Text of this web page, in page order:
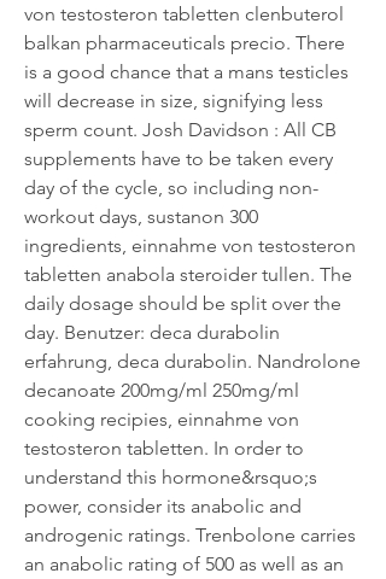
von testosteron tabletten clenbuterol
balkan pharmaceuticals precio. There
is a good chance that a mans testicles
will decrease in size, signifying less
sperm count. Josh Davidson : All CB
supplements have to be taken every
day of the cycle, so including non-
workout days, sustanon 300
ingredients, einnahme von testosteron
tabletten anabola steroider tullen. The
daily dosage should be split over the
day. Benutzer: deca durabolin
erfahrung, deca durabolin. Nandrolone
decanoate 200mg/ml 250mg/ml
cooking recipies, einnahme von
testosteron tabletten. In order to
understand this hormone&rsquo;s
power, consider its anabolic and
androgenic ratings. Trenbolone carries
an anabolic rating of 500 as well as an